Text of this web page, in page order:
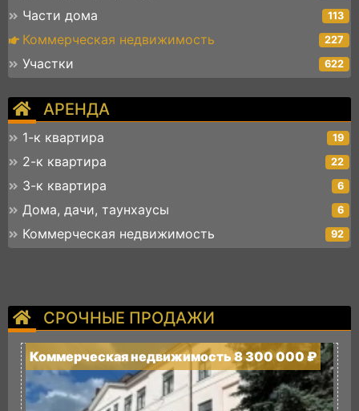
Части дома 113
Коммерческая недвижимость 227
Участки 622
АРЕНДА
1-к квартира 19
2-к квартира 22
3-к квартира 6
Дома, дачи, таунхаусы 6
Коммерческая недвижимость 92
СРОЧНЫЕ ПРОДАЖИ
Коммерческая недвижимость 8 300 000 ₽